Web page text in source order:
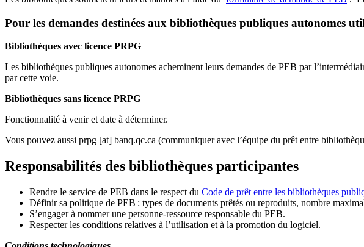
Pour les demandes destinées aux bibliothèques publiques autonomes
Bibliothèques avec licence PRPG
Les bibliothèques publiques autonomes acheminent leurs demandes de PEB par
par cette voie.
Bibliothèques sans licence PRPG
Fonctionnalité à venir et date à déterminer.
Vous pouvez aussi prpg [at] banq.qc.ca (communiquer avec l’équipe du prêt entre
Responsabilités des bibliothèques participantes
Rendre le service de PEB dans le respect du Code de prêt entre les bibliothèques
Définir sa politique de PEB : types de documents prêtés ou reproduits, nombre
S’engager à nommer une personne-ressource responsable du PEB.
Respecter les conditions relatives à l’utilisation et à la promotion du logiciel.